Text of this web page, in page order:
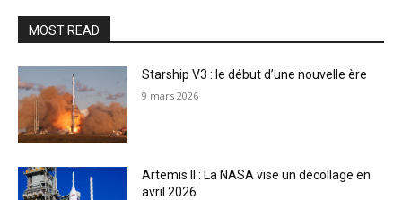
MOST READ
Starship V3 : le début d’une nouvelle ère
9 mars 2026
Artemis II : La NASA vise un décollage en
avril 2026